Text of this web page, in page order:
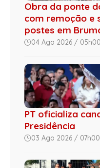
Obra da ponte
com remoção e
postes em
04 Ago 2026 / 05h00
PT oficializa
Presidência
03 Ago 2026 / 07h00